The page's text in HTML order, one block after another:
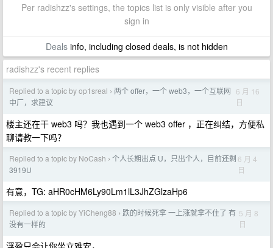
Per radishzz's settings, the topics list is only visible after you
sign in
Dealsinfo, including closed deals, is not hidden
radishzz's recent replies
Replied to a topic by op1sreal › 两个 offer，一个 web3，一个互联网
中厂，求建议
6 月 16
日
楼主还在干 web3 吗？我也遇到一个 web3 offer ，正在纠结，方便私
聊请教一下吗？
Replied to a topic by NoCash › 个人长期出点 U，只出个人，目前还剩
3919U
6 月 4
日
有意，TG: aHR0cHM6Ly90Lm1lL3JhZGlzaHp6
Replied to a topic by YiCheng88 › 跌的时候死拿 一上涨就拿不住了 有
没有一样的
5 月 8
日
浮盈只会让你坐立难安，